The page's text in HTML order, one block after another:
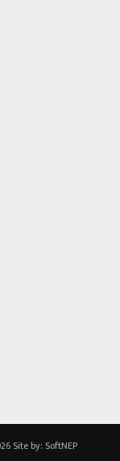
Site by: SoftNEP